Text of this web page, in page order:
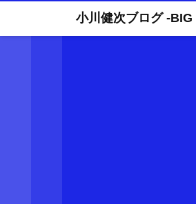
小川健次ブログ -BIG